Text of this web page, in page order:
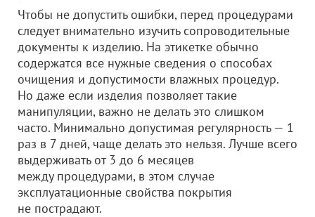
Чтобы не допустить ошибки, перед процедурами
следует внимательно изучить сопроводительные
документы к изделию. На этикетке обычно
содержатся все нужные сведения о способах
очищения и допустимости влажных процедур.
Но даже если изделия позволяет такие
манипуляции, важно не делать это слишком
часто. Минимально допустимая регулярность — 1
раз в 7 дней, чаще делать это нельзя. Лучше всего
выдерживать от 3 до 6 месяцев
между процедурами, в этом случае
эксплуатационные свойства покрытия
не пострадают.